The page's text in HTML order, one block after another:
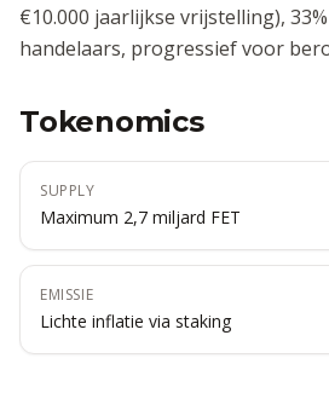
€10.000 jaarlijkse vrijstelling),
handelaars, progressief voor
Tokenomics
SUPPLY
Maximum 2,7 miljard FET
EMISSIE
Lichte inflatie via staking